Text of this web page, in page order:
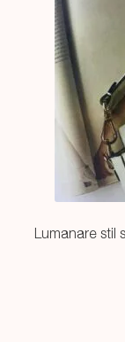
Lumanare stil